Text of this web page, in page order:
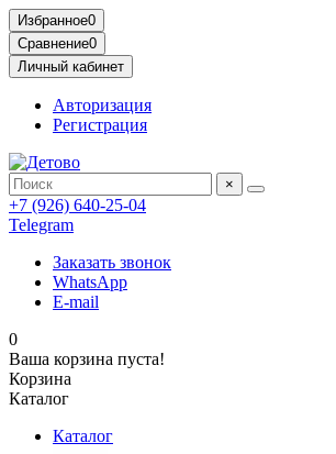
Избранное0
Сравнение0
Личный кабинет
Авторизация
Регистрация
×
+7 (926) 640-25-04
Telegram
Заказать звонок
WhatsApp
E-mail
0
Ваша корзина пуста!
Корзина
Каталог
Каталог